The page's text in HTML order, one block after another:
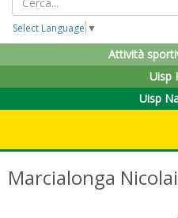
Select Language ▼
Attività
Uisp
Uisp
Marcialonga